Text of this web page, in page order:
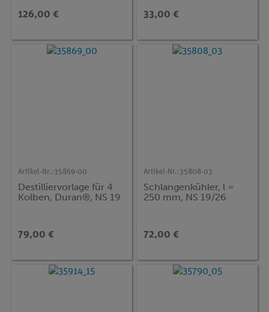
126,00 € 33,00 €
Artikel-Nr.:35869-00
Destilliervorlage für 4
Kolben, Duran®, NS 19
79,00 €
Artikel-Nr.:35808-03
Schlangenkühler, l =
250 mm, NS 19/26
72,00 €